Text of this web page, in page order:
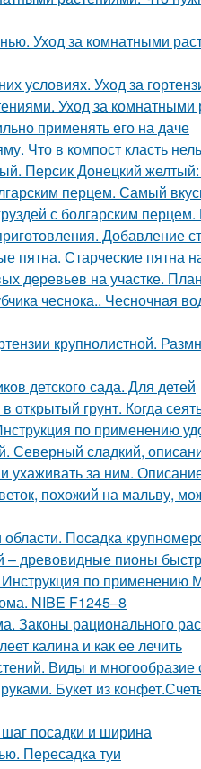
Уход за комнатными
условиях. Уход за
Уход за комнатными
применять его на даче
Что в компост класть
Персик Донецкий
перцем. Самый
с болгарским
Добавление
пятна. Старческие пятна
деревьев на участке.
чеснока.. Чесночная
крупнолистной.
детского сада. Для детей
открытый грунт. Когда
по применению
Северный сладкий,
ухаживать за ним.
похожий на мальву,
Посадка
древовидные пионы
по применению
NIBE F1245–8
Законы рационального
калина и как ее лечить
Виды и
Букет из
посадки и ширина
Пересадка туи